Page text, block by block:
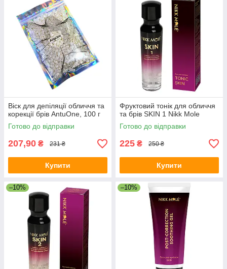
Віск для депіляції обличчя та
корекції брів AntuOne, 100 г
Готово до відправки
207,90 ₴ 231 ₴
Купити
Фруктовий тонік для обличчя
та брів SKIN 1 Nikk Mole
Готово до відправки
225 ₴ 250 ₴
Купити
–10% –10%